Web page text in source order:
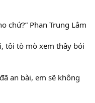
chứ?” Phan Trung Lâm
tôi tò mò xem thầy bói
an bài, em sẽ không